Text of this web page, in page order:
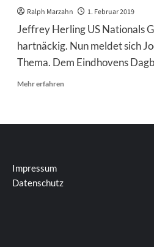
Ralph Marzahn 1. Februar 2019
Jeffrey Herling US Nationals
hartnäckig. Nun meldet sich
Thema. Dem Eindhovens
Mehr erfahrenMehr
Nationals
Impressum
Datenschutz